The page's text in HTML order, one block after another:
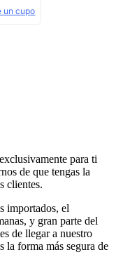
para ti
de que tengas la
clientes.
importados, el
y gran parte del
de llegar a nuestro
la forma más segura de